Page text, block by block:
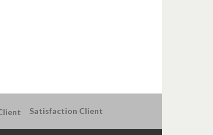
Satisfaction Client